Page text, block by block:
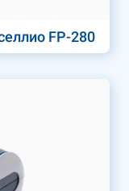
FP-280